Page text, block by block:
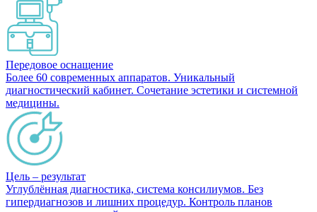
Передовое оснащение
Более 60 современных аппаратов. Уникальный
диагностический кабинет. Сочетание эстетики и системной
медицины.
Цель – результат
Углублённая диагностика, система консилиумов. Без
гипердиагнозов и лишних процедур. Контроль планов